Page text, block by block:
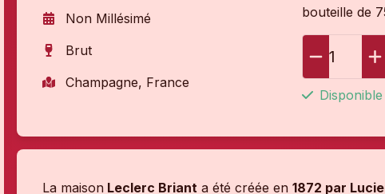
Non Millésimé
Brut
Champagne, France
bouteille de
1
Disponible
La maison Leclerc Briant a été créée en1872 par